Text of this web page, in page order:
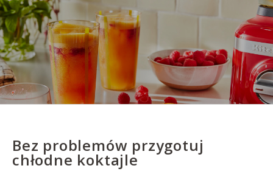
Bez problemów przygotuj
chłodne koktajle